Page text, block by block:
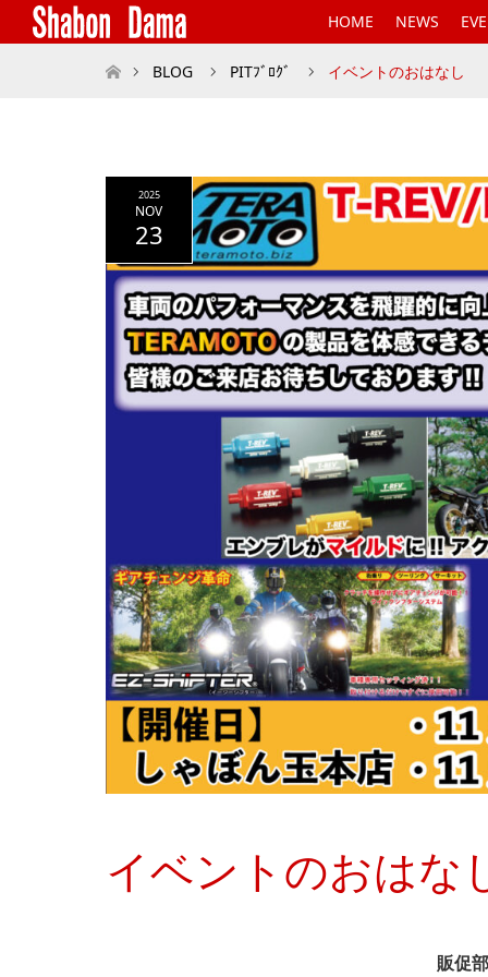
HOME NEWS
ホームBLOG PITﾌﾞﾛｸﾞ イベントのおはなし
2025
NOV
23
イベントのおはな
販促